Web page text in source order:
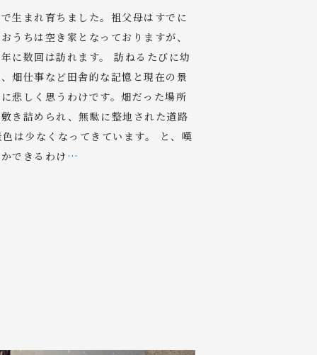
生まれ育ちました。祖父母はすでに
うちは空き家となっておりますが、
に数回は訪れます。 訪ねるたびに幼
畑仕事など田舎的な記憶と現在の景
悲しく思うわけです。畑だった場所
き詰められ、無駄に整地された道路
は少なくなってきています。 と、嘆
できるわけ…